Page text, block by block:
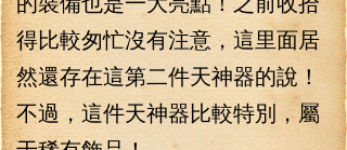
得比較匆忙沒有注意，這里面居
然還存在這第二件天神器的說！
不過，這件天神器比較特別，屬